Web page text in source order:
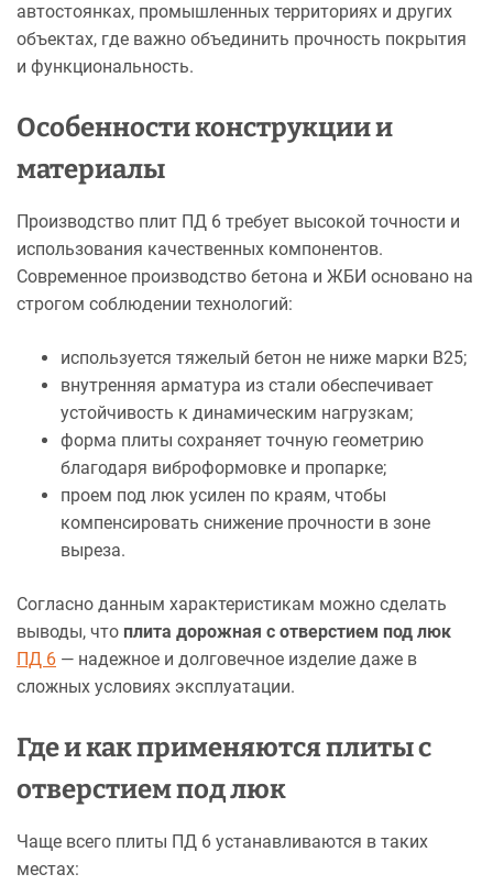
автостоянках, промышленных территориях и других
объектах, где важно объединить прочность покрытия
и функциональность.
Особенности конструкции и
материалы
Производство плит ПД 6 требует высокой точности и
использования качественных компонентов.
Современное производство бетона и ЖБИ основано на
строгом соблюдении технологий:
используется тяжелый бетон не ниже марки B25;
внутренняя арматура из стали обеспечивает
устойчивость к динамическим нагрузкам;
форма плиты сохраняет точную геометрию
благодаря виброформовке и пропарке;
проем под люк усилен по краям, чтобы
компенсировать снижение прочности в зоне
выреза.
Согласно данным характеристикам можно сделать
выводы, что плита дорожная с отверстием под люк
ПД 6 — надежное и долговечное изделие даже в
сложных условиях эксплуатации.
Где и как применяются плиты с
отверстием под люк
Чаще всего плиты ПД 6 устанавливаются в таких
местах: